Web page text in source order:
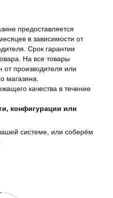
предоставляется
в зависимости от
Срок гарантии
На все товары
от производителя или
магазина.
качества в течение
конфигурации или
системе, или соберём